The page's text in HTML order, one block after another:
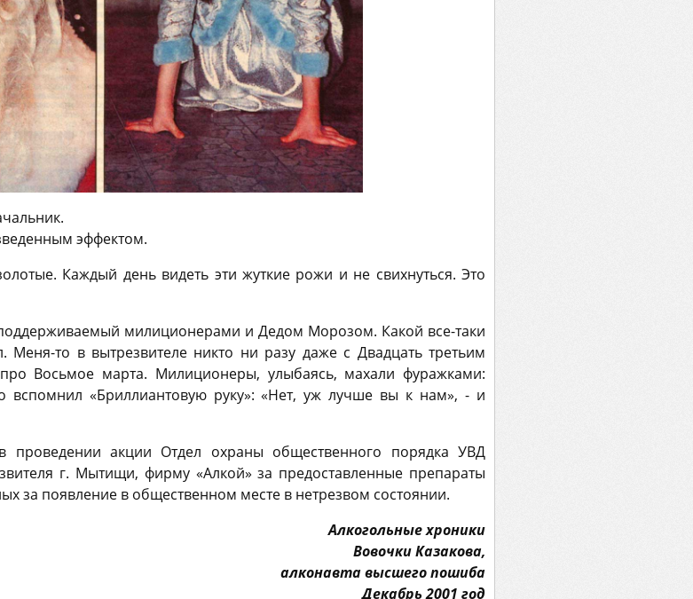
эффектом.
Каждый день видеть эти жуткие рожи и не свихнуться. Это
милиционерами и Дедом Морозом. Какой все-таки
то в вытрезвителе никто ни разу даже с Двадцать третьим
Восьмое марта. Милиционеры, улыбаясь, махали фуражками:
«Бриллиантовую руку»: «Нет, уж лучше вы к нам», - и
проведении акции Отдел охраны общественного порядка УВД
г. Мытищи, фирму «Алкой» за предоставленные препараты
за появление в общественном месте в нетрезвом состоянии.
Алкогольные хроники
Вовочки Казакова,
алконавта высшего пошиба
Декабрь 2001 год